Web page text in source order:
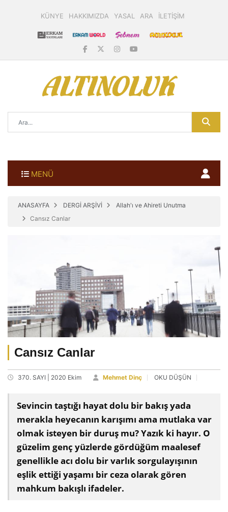
KÜNYE HAKKIMIZDA YASAL ARA İLETİŞİM
MENÜ
ANASAYFA DERGİ ARŞİVİ
Allah'ı ve Ahireti Unutma
Cansız Canlar
Cansız Canlar
370. SAYI | 2020 Ekim Mehmet Dinç OKU DÜŞÜN
Sevincin taştığı hayat dolu bir bakış yada
merakla heyecanın karışımı ama mutlaka var
olmak isteyen bir duruş mu? Yazık ki hayır. O
güzelim genç yüzlerde gördüğüm maalesef
genellikle acı dolu bir varlık sorgulayışının
eşlik ettiği yaşamı bir ceza olarak gören
mahkum bakışlı ifadeler.